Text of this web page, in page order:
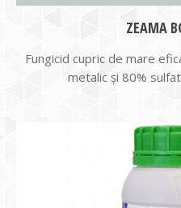
ZEAMA
Fungicid cupric de mare
metalic și 80%